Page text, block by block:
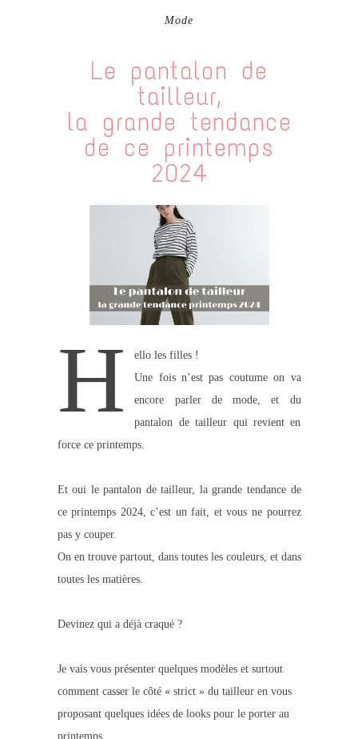
Mode
Le pantalon de
tailleur,
la grande tendance
de ce printemps
2024
H
ello les filles !
Une fois n’est pas coutume on va
encore parler de mode, et du
pantalon de tailleur qui revient en
force ce printemps.
Et oui le pantalon de tailleur, la grande tendance de
ce printemps 2024, c’est un fait, et vous ne pourrez
pas y couper.
On en trouve partout, dans toutes les couleurs, et dans
toutes les matières.
Devinez qui a déjà craqué ?
Je vais vous présenter quelques modèles et surtout
comment casser le côté « strict » du tailleur en vous
proposant quelques idées de looks pour le porter au
printemps.